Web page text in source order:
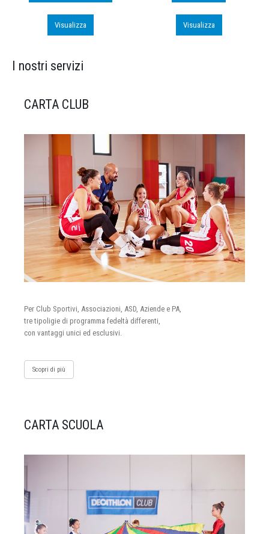
Visualizza Visualizza
I nostri servizi
CARTA CLUB
Per Club Sportivi, Associazioni, ASD, Aziende e PA,
tre tipoligie di programma fedeltà differenti,
con vantaggi unici ed esclusivi.
Scopri di più
CARTA SCUOLA